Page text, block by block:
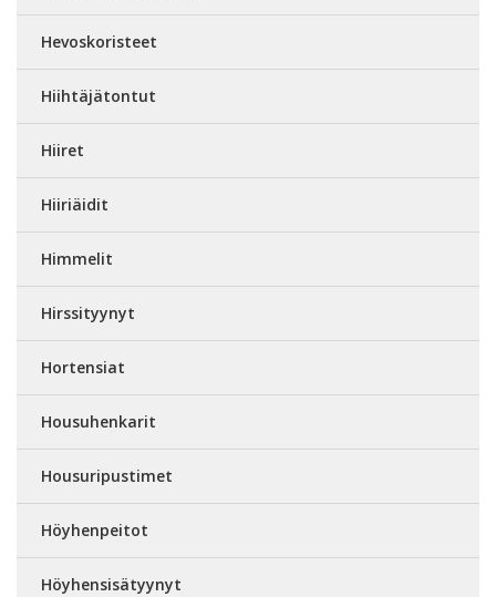
Hevoskoristeet
Hiihtäjätontut
Hiiret
Hiiriäidit
Himmelit
Hirssityynyt
Hortensiat
Housuhenkarit
Housuripustimet
Höyhenpeitot
Höyhensisätyynyt